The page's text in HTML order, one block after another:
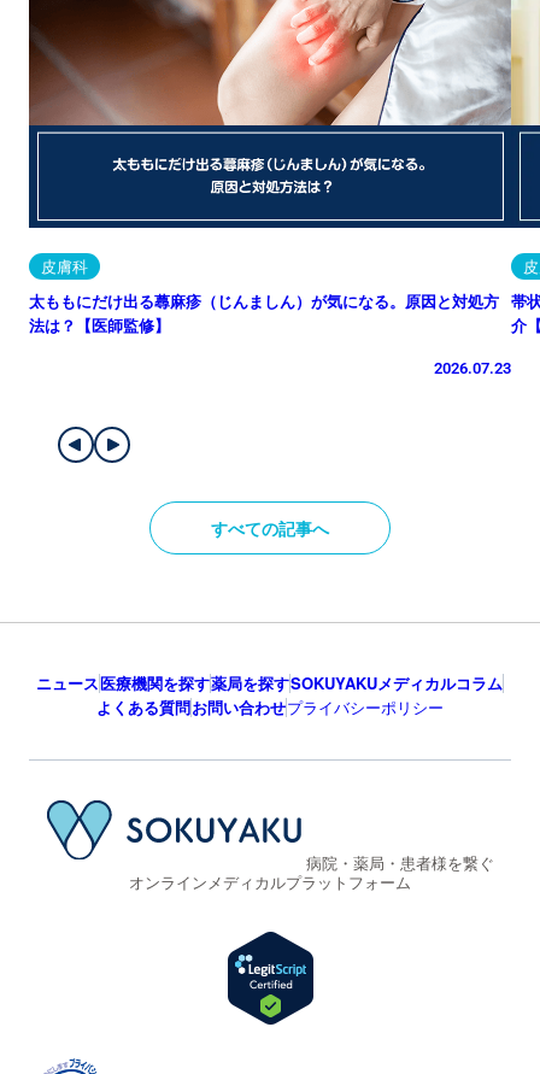
皮膚科
太ももにだけ出る蕁麻疹（じんましん）が気になる。原因と対処方
法は？【医師監修】
2026.07.23
帯
介
すべての記事へ
ニュース医療機関を探す薬局を探すSOKUYAKUメディカルコラム
よくある質問お問い合わせプライバシーポリシー
病院・薬局・患者様を繋ぐ
オンラインメディカルプラットフォーム